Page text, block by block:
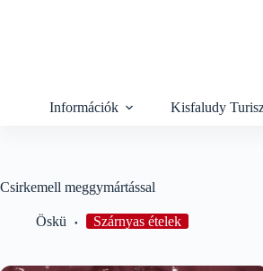
Információk Kisfaludy
Csirkemell meggymártással
Öskü Szárnyas ételek